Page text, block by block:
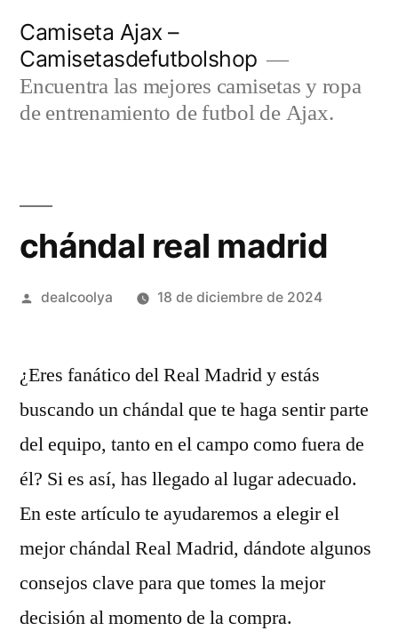
contenido
Camiseta Ajax –
Camisetasdefutbolshop
Encuentra las mejores camisetas y ropa
de entrenamiento de futbol de Ajax.
chándal real madrid
Publicado
dealcoolya 18 de diciembre de 2024
¿Eres fanático del Real Madrid y estás
buscando un chándal que te haga sentir parte
del equipo, tanto en el campo como fuera de
él? Si es así, has llegado al lugar adecuado.
En este artículo te ayudaremos a elegir el
mejor chándal Real Madrid, dándote algunos
consejos clave para que tomes la mejor
decisión al momento de la compra.